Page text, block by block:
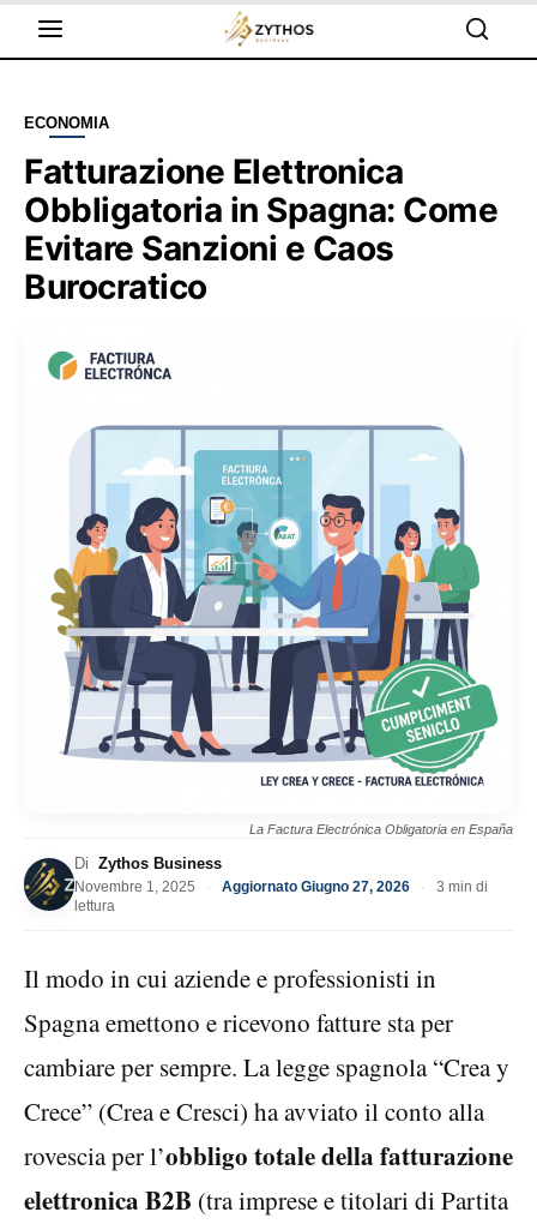
ECONOMIA
Fatturazione Elettronica
Obbligatoria in Spagna: Come
Evitare Sanzioni e Caos
Burocratico
La Factura Electrónica Obligatoria en España
Di Zythos Business
Novembre 1, 2025 · Aggiornato Giugno 27, 2026 ·
3 min di
lettura
Il modo in cui aziende e professionisti in
Spagna emettono e ricevono fatture sta per
cambiare per sempre. La legge spagnola “Crea y
Crece” (Crea e Cresci) ha avviato il conto alla
rovescia per l’obbligo totale della fatturazione
elettronica B2B (tra imprese e titolari di Partita